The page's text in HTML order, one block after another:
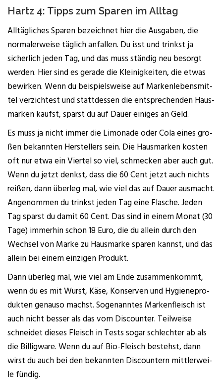
Hartz 4: Tipps zum Spa­ren im Alltag
All­täg­li­ches Spa­ren bezeich­net hier die Aus­ga­ben, die
nor­ma­ler­wei­se täg­lich anfal­len. Du isst und trinkst ja
sicher­lich jeden Tag, und das muss stän­dig neu besorgt
wer­den. Hier sind es gera­de die Klei­nig­kei­ten, die etwas
bewir­ken. Wenn du bei­spiels­wei­se auf Mar­ken­le­bens­mit­
tel ver­zich­test und statt­des­sen die ent­spre­chen­den Haus­
mar­ken kaufst, sparst du auf Dau­er eini­ges an Geld.
Es muss ja nicht immer die Limo­na­de oder Cola eines gro­
ßen bekann­ten Her­stel­lers sein. Die Haus­mar­ken kos­ten
oft nur etwa ein Vier­tel so viel, schme­cken aber auch gut.
Wenn du jetzt denkst, dass die 60 Cent jetzt auch nichts
rei­ßen, dann über­leg mal, wie viel das auf Dau­er aus­macht.
Ange­nom­men du trinkst jeden Tag eine Fla­sche. Jeden
Tag sparst du damit 60 Cent. Das sind in einem Monat (30
Tage) immer­hin schon 18 Euro, die du allein durch den
Wech­sel von Mar­ke zu Haus­mar­ke spa­ren kannst, und das
allein bei einem ein­zi­gen Produkt.
Dann über­leg mal, wie viel am Ende zusam­men­kommt,
wenn du es mit Wurst, Käse, Kon­ser­ven und Hygie­ne­pro­
duk­ten genau­so machst. Soge­nann­tes Mar­ken­fleisch ist
auch nicht bes­ser als das vom Dis­coun­ter. Teil­wei­se
schnei­det die­ses Fleisch in Tests sogar schlech­ter ab als
die Bil­lig­wa­re. Wenn du auf Bio-Fleisch bestehst, dann
wirst du auch bei den bekann­ten Dis­coun­tern mitt­ler­wei­
le fündig.